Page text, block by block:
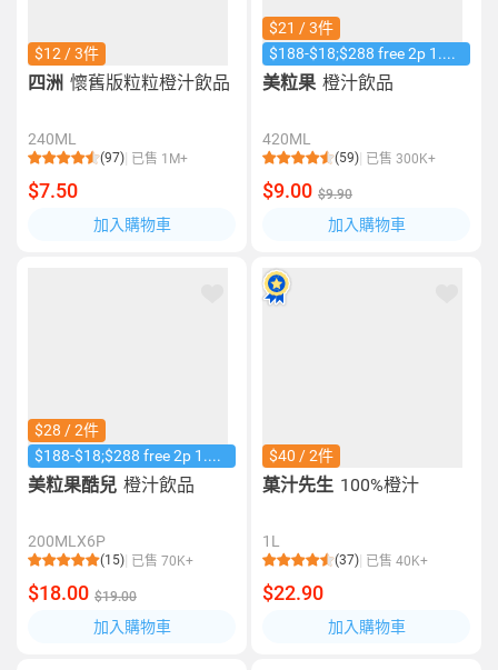
$12 / 3件
四洲 懷舊版粒粒橙汁飲品
240ML
(97) 已售 1M+
$7.50
加入購物車
$21 / 3件
$188-$18;$288 free 2p 1.25L coke
美粒果 橙汁飲品
420ML
(59) 已售 300K+
$9.00 $9.90
加入購物車
$28 / 2件
$188-$18;$288 free 2p 1.25L coke
美粒果酷兒 橙汁飲品
200MLX6P
(15) 已售 70K+
$18.00 $19.00
加入購物車
$40 / 2件
菓汁先生 100%橙汁
1L
(37) 已售 40K+
$22.90
加入購物車